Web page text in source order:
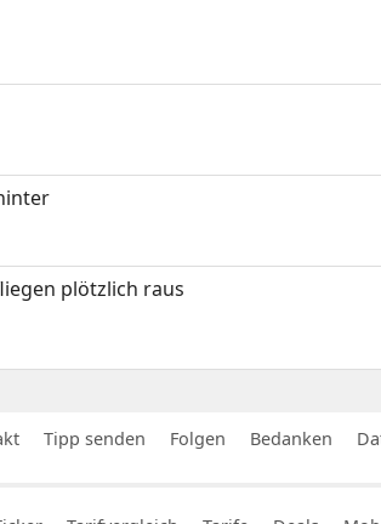
plötzlich raus
Tipp senden Folgen Bedanken